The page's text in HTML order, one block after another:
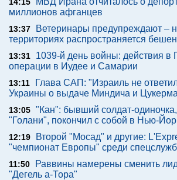
миллионов афганцев
13:37
Ветеринары предупреждают –
территориях распространяется
13:31
1039-й день войны: действия в
операции в Иудее и Самарии
13:11
Глава САП: "Израиль не
Украины о выдаче Миндича и
13:05 "Кан": бывший солдат-
"Голани", покончил с собой в Нью-
12:19
Второй "Мосад" и другие:
"чемпионат Европы" среди спецслужб
11:50
Раввины намерены сменить
"Дегель а-Тора"